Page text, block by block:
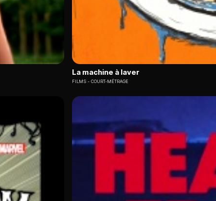
La machine à laver
FILMS COURT-MÉTRAGE